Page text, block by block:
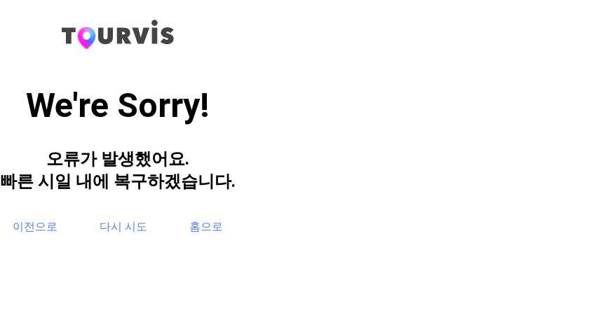
We're Sorry!
오류가 발생했어요.
빠른 시일 내에 복구하겠습니다.
이전으로 다시 시도 홈으로